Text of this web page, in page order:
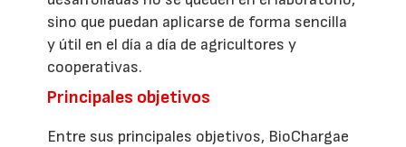
sino que puedan aplicarse de forma sencilla
y útil en el día a día de agricultores y
cooperativas.
Principales objetivos
Entre sus principales objetivos, BioChargae